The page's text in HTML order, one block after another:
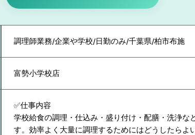
調理師業務/企業や学校/日勤のみ/千葉県/柏市布施
富勢小学校店
✅️仕事内容
学校給食の調理・仕込み・盛り付け・配膳・洗浄な
す。効率よく大量に調理するためにはどうしたらよ